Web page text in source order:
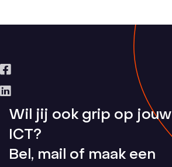
Wil jij ook grip op jouw
ICT?
Bel, mail of maak een